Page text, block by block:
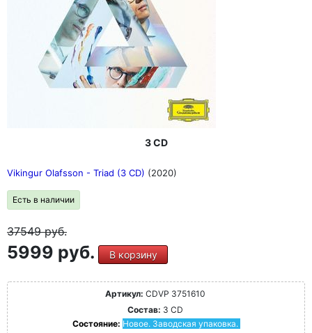
3 CD
Vikingur Olafsson - Triad (3 CD) (2020)
Есть в наличии
37549руб.
5999 руб. В корзину
Артикул: CDVP 3751610
Состав: 3 CD
Состояние: Новое. Заводская упаковка.